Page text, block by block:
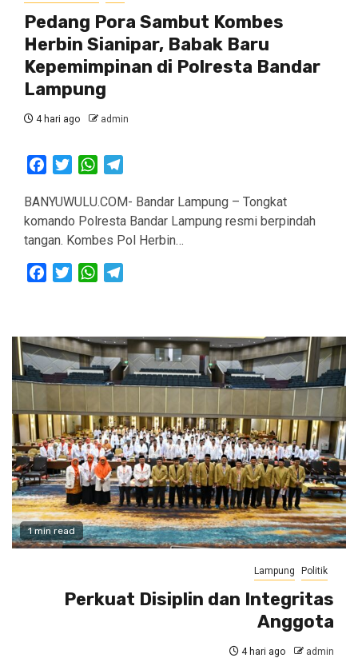
Pedang Pora Sambut Kombes
Herbin Sianipar, Babak Baru
Kepemimpinan di Polresta Bandar
Lampung
4 hari ago admin
FacebookTwitterWhatsApp
BANYUWULU.COM- Bandar Lampung – Tongkat
komando Polresta Bandar Lampung resmi berpindah
tangan. Kombes Pol Herbin…
FacebookTwitterWhatsApp
1 min read
Lampung Politik
Perkuat Disiplin dan Integritas
Anggota
4 hari ago admin